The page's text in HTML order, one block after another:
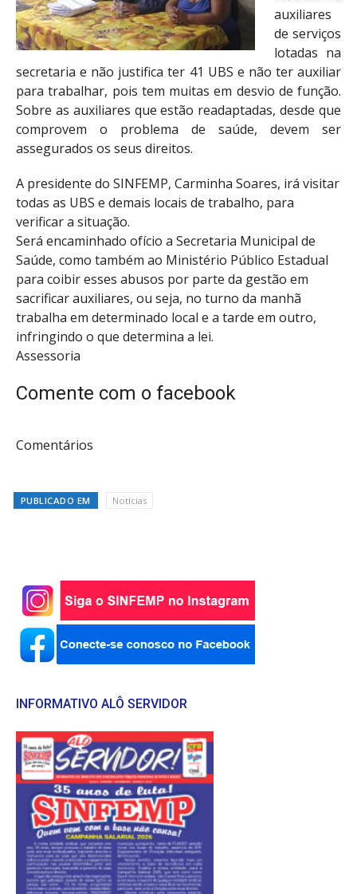
auxiliares
de serviços
lotadas na
secretaria e não justifica ter 41 UBS e não ter auxiliar
para trabalhar, pois tem muitas em desvio de função.
Sobre as auxiliares que estão readaptadas, desde que
comprovem o problema de saúde, devem ser
assegurados os seus direitos.
A presidente do SINFEMP, Carminha Soares, irá visitar
todas as UBS e demais locais de trabalho, para
verificar a situação.
Será encaminhado ofício a Secretaria Municipal de
Saúde, como também ao Ministério Público Estadual
para coibir esses abusos por parte da gestão em
sacrificar auxiliares, ou seja, no turno da manhã
trabalha em determinado local e a tarde em outro,
infringindo o que determina a lei.
Assessoria
Comente com o facebook
Comentários
PUBLICADO EM Notícias
INFORMATIVO ALÔ SERVIDOR